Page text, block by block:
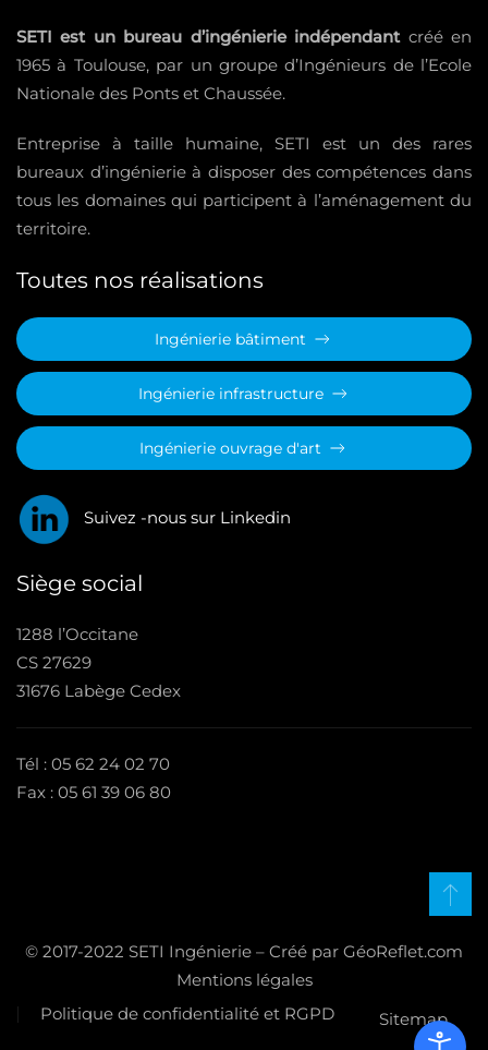
SETI est un bureau d’ingénierie indépendantcréé en
1965 à Toulouse, par un groupe d’Ingénieurs de l’Ecole
Nationale des Ponts et Chaussée.
Entreprise à taille humaine, SETI est un des rares
bureaux d’ingénierie à disposer des compétences dans
tous les domaines qui participent à l’aménagement du
territoire.
Toutes nos réalisations
Ingénierie bâtiment
Ingénierie infrastructure
Ingénierie ouvrage d'art
Suivez -nous sur Linkedin
Siège social
1288 l’Occitane
CS 27629
31676 Labège Cedex
Tél : 05 62 24 02 70
Fax : 05 61 39 06 80
© 2017-2022 SETI Ingénierie – Créé par GéoReflet.com
Mentions légales
Politique de confidentialité et RGPD
Sitemap